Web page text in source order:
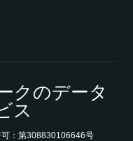
クのデータ
ス
：第308830106646号